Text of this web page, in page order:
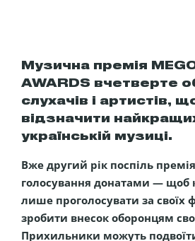
Музична премія
AWARDS вчетверте
слухачів і артистів,
відзначити
українській музиці.
Вже другий рік поспіль
голосування донатами — щоб
лише проголосувати за своїх
зробити внесок оборонцям
Прихильники можуть